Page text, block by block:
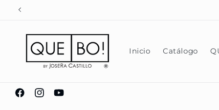
directamente
Inicio Catálogo
https://www.facebook.com/pages/Que-
https://www.instagram.com/chocolatesquebo/
https://www.youtube.com/